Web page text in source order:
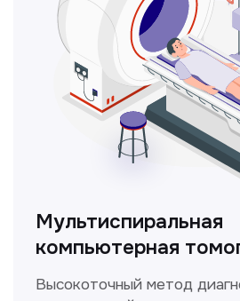
Диагностика и лечение заболеваний
уха, горла и носа с использованием
современных методик.
ЛОР-врач